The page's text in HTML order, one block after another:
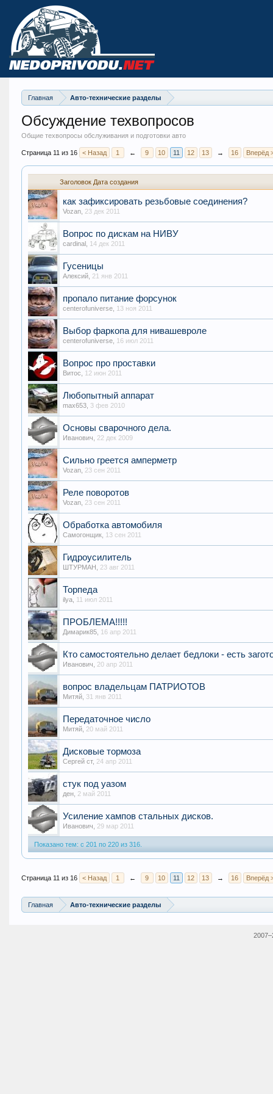
Главная Авто-технические разделы
Обсуждение техвопросов
Общие техвопросы обслуживания и подготовки авто
Страница 11 из 16 < Назад 1 ← 9 10 11 12 13 → 16 Вперёд
Заголовок Дата создания
как зафиксировать резьбовые соединения?
Vozan, 23 дек 2011
Вопрос по дискам на НИВУ
cardinal, 14 дек 2011
Гусеницы
Алексий, 21 янв 2011
пропало питание форсунок
centerofuniverse, 13 ноя 2011
Выбор фаркопа для нивашевроле
centerofuniverse, 16 июл 2011
Вопрос про проставки
Витос 12 июн 2011
Любопытный аппарат
max653, 3 фев 2010
Основы сварочного дела.
Иванович 22 дек 2009
Сильно греется амперметр
Vozan, 23 сен 2011
Реле поворотов
Vozan, 23 сен 2011
Обработка автомобиля
Самогонщик, 13 сен 2011
Гидроусилитель
ШТУРМАН 23 авг 2011
Торпеда
ilya, 11 июл 2011
ПРОБЛЕМА!!!!!
Димарик85, 16 апр 2011
Кто самостоятельно делает бедлоки - есть
Иванович 20 апр 2011
вопрос владельцам ПАТРИОТОВ
Митяй, 31 янв 2011
Передаточное число
Митяй, 20 май 2011
Дисковые тормоза
Сергей ст, 24 апр 2011
стук под уазом
ден, 2 май 2011
Усиление хампов стальных дисков.
Иванович 29 мар 2011
Показано тем: с 201 по 220 из 316.
Страница 11 из 16 < Назад 1 ← 9 10 11 12 13 → 16 Вперёд
Главная Авто-технические разделы
2007–